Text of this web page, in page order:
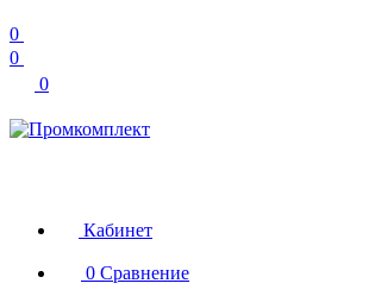
0
0
0
Кабинет
0 Сравнение